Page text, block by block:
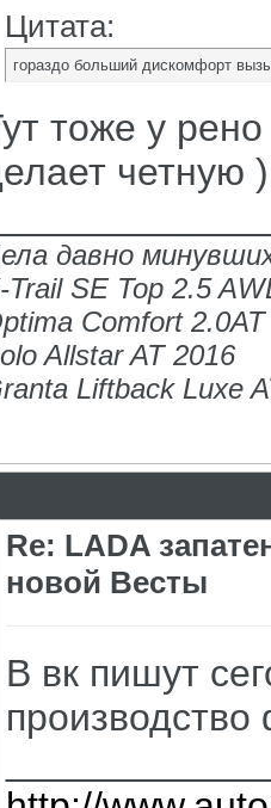
Цитата:
гораздо больший дискомфорт
тоже у
четную )
давно
Trail SE Top 2.5
Comfort
Allstar AT 2016
Liftback Luxe
Re: LADA
новой Весты
В вк пишут
производство